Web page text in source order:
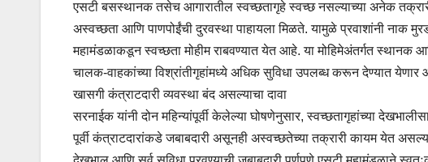
एसटी बसस्थानक तसेच आगारातील स्वच्छतागृहे स्वच्छ नसल्याच्या अनेक
अस्वच्छता आणि पाणपोईंची दुरवस्था पाहायला मिळते. यामुळे प्रवाशांनी नाक
महामंडळाकडून स्वच्छता मोहीम राबवण्यात येत आहे. या मोहिमेअंतर्गत स्थानक
चालक-वाहकांच्या विश्रांतीगृहांमध्ये अधिक सुविधा उपलब्ध करून देण्यात येणार
खासगी कंत्राटदारी व्यवस्था बंद असल्याचा दावा
सरनाईक यांनी दोन महिन्यांपूर्वी केलेल्या घोषणेनुसार, स्वच्छतागृहांच्या
पूर्वी कंत्राटदारांकडे जबाबदारी असूनही अस्वच्छतेच्या तक्रारी कायम येत